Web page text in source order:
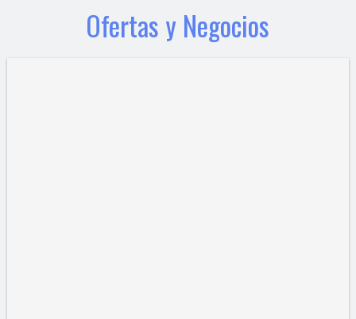
Ofertas y Negocios